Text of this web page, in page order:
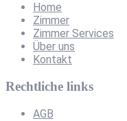
Home
Zimmer
Zimmer Services
Über uns
Kontakt
Rechtliche links
AGB